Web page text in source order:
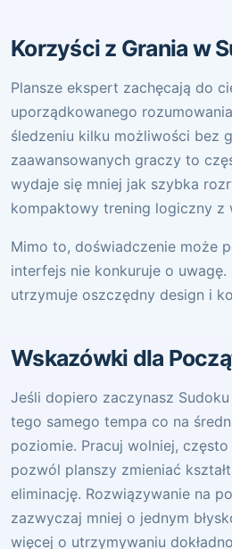
Korzyści z Grania w
Plansze ekspert zachęcają do
uporządkowanego
śledzeniu kilku możliwości bez
zaawansowanych graczy to
wydaje się mniej jak szybka
kompaktowy trening logiczny z
Mimo to, doświadczenie może
interfejs nie konkuruje o
utrzymuje oszczędny design i
Wskazówki dla
Jeśli dopiero zaczynasz
tego samego tempa co na
poziomie. Pracuj wolniej,
pozwól planszy zmieniać
eliminację. Rozwiązywanie na
zazwyczaj mniej o jednym
więcej o utrzymywaniu